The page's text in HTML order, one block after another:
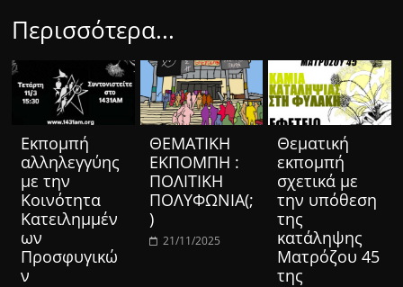
Περισσότερα...
Eκπομπή
αλληλεγγύης
με την
Κοινότητα
Κατειλημμέν
ων
Προσφυγικώ
ν
ΘΕΜΑΤΙΚΗ
ΕΚΠΟΜΠΗ :
ΠΟΛΙΤΙΚΗ
ΠΟΛΥΦΩΝΙΑ(;
)
21/11/2025
Θεματική
εκπομπή
σχετικά με
την υπόθεση
της
κατάληψης
Ματρόζου 45
της